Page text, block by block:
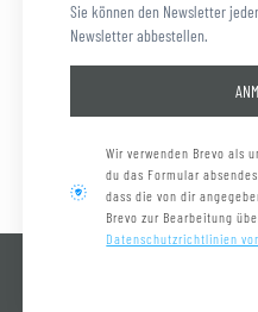
Sie können den Newsletter
Newsletter abbestellen.
Wir verwenden Brevo als
du das Formular
dass die von dir
Brevo zur Bearbeitung
Datenschutzrichtlinien